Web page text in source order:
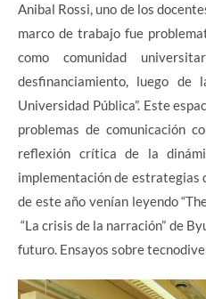
Anibal Rossi, uno de los
marco de trabajo fue
como comunidad
desfinanciamiento, luego
Universidad Pública”. Este
problemas de comunicación
reflexión crítica de la
implementación de estrategias
de este año venían leyendo
“La crisis de la narración” de
futuro. Ensayos sobre